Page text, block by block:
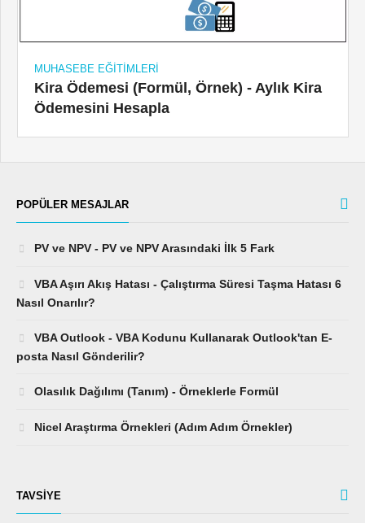
MUHASEBE EĞITIMLERI
Kira Ödemesi (Formül, Örnek) - Aylık Kira
Ödemesini Hesapla
POPÜLER MESAJLAR
PV ve NPV - PV ve NPV Arasındaki İlk 5 Fark
VBA Aşırı Akış Hatası - Çalıştırma Süresi Taşma Hatası 6
Nasıl Onarılır?
VBA Outlook - VBA Kodunu Kullanarak Outlook'tan E-
posta Nasıl Gönderilir?
Olasılık Dağılımı (Tanım) - Örneklerle Formül
Nicel Araştırma Örnekleri (Adım Adım Örnekler)
TAVSIYE